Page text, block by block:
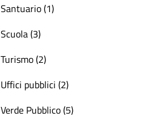
Santuario (1)
Scuola (3)
Turismo (2)
Uffici pubblici (2)
Verde Pubblico (5)